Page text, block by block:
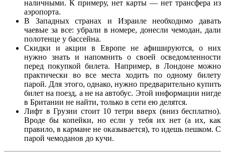
наличными. К примеру, нет карты — нет трансфера из
аэропорта.
В Западных странах и Израиле необходимо давать
чаевые за все: убрали в номере, донесли чемодан, дали
полотенце у бассейна.
Скидки и акции в Европе не афишируются, о них
нужно знать и напомнить о своей осведомленности
перед покупкой билета. Например, в Лондоне можно
практически во все места ходить по одному билету
парой. Для этого, однако, нужно предварительно купить
билет на поезд, а не на автобус. Этой информации нигде
в Британии не найти, только в сети ею делятся.
Лифт в Грузии стоит 10 тетри вверх (вниз бесплатно).
Вроде бы копейки, но если у тебя их нет (а их, как
правило, в кармане не оказывается), то идешь пешком. С
парой чемоданов до кучи.